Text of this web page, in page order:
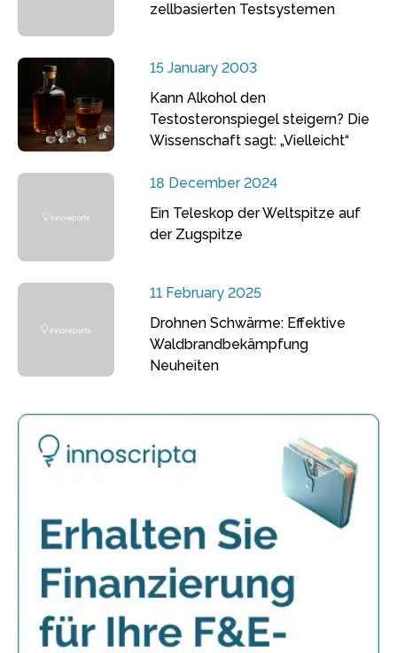
zellbasierten Testsystemen
15 January 2003
Kann Alkohol den
Testosteronspiegel steigern? Die
Wissenschaft sagt: „Vielleicht“
18 December 2024
Ein Teleskop der Weltspitze auf
der Zugspitze
11 February 2025
Drohnen Schwärme: Effektive
Waldbrandbekämpfung
Neuheiten